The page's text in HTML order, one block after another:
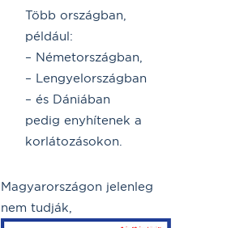
Több országban,
például:
– Németországban,
– Lengyelországban
– és Dániában
pedig enyhítenek a
korlátozásokon.
Magyarországon jelenleg
nem tudják,